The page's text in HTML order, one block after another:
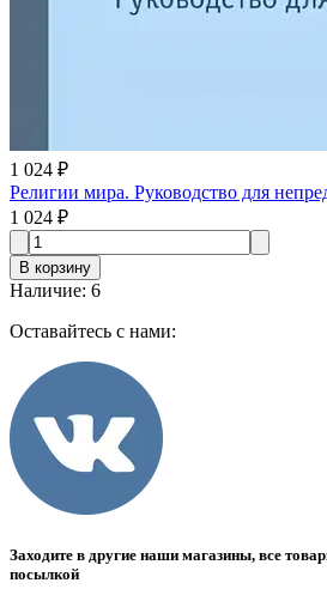
1 024 ₽
Религии мира. Руководство для
1 024 ₽
В корзину
Наличие: 6
Оставайтесь с нами:
Заходите в другие наши магазины, все
посылкой